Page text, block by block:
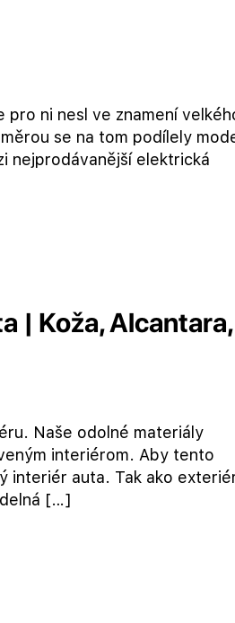
pro ni nesl ve znamení
se na tom podílely
nejprodávanější elektrická
| Koža, Alcantara,
Naše odolné materiály
interiérom. Aby tento
interiér auta. Tak ako
[…]